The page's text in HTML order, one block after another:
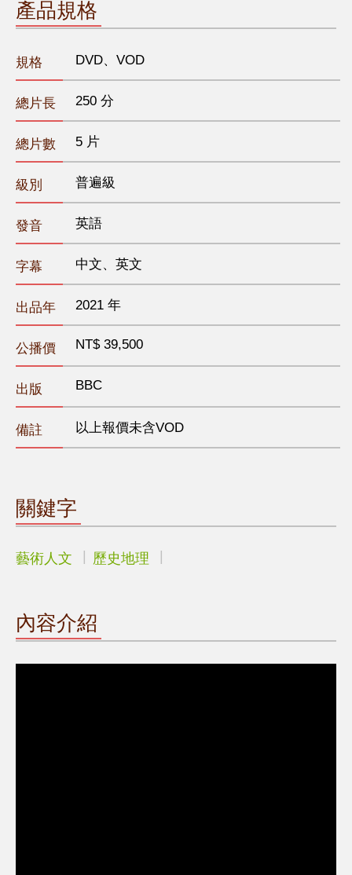
產品規格
規格 DVD、VOD
總片長 250 分
總片數 5 片
級別 普遍級
發音 英語
字幕 中文、英文
出品年 2021 年
公播價 NT$ 39,500
出版 BBC
備註 以上報價未含VOD
關鍵字
藝術人文 歷史地理
內容介紹